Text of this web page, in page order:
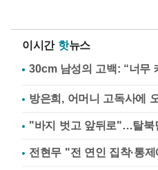
이시간 핫뉴스
방은희, 어머니 고독사에
"바지 벗고 앞뒤로"…탈북
전현무 "전 연인 집착·통